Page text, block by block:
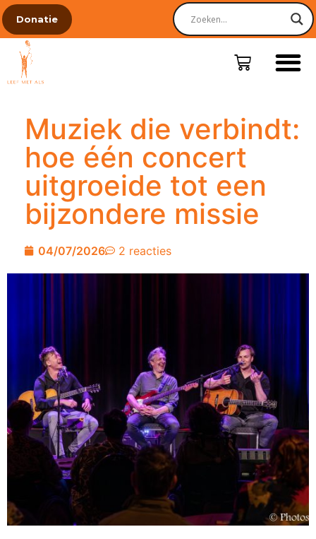
Donatie
Muziek die verbindt:
hoe één concert
uitgroeide tot een
bijzondere missie
04/07/2026 2 reacties